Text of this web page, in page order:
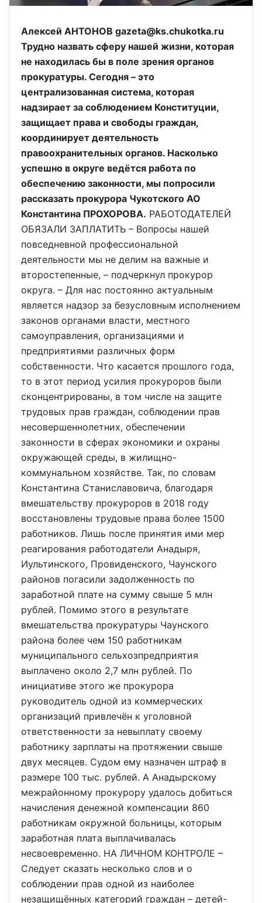
Алексей АНТОНОВ gazeta@ks.chukotka.ru
Трудно назвать сферу нашей жизни, которая
не находилась бы в поле зрения органов
прокуратуры. Сегодня – это
централизованная система, которая
надзирает за соблюдением Конституции,
защищает права и свободы граждан,
координирует деятельность
правоохранительных органов. Насколько
успешно в округе ведётся работа по
обеспечению законности, мы попросили
рассказать прокурора Чукотского АО
Константина ПРОХОРОВА. РАБОТОДАТЕЛЕЙ
ОБЯЗАЛИ ЗАПЛАТИТЬ – Вопросы нашей
повседневной профессиональной
деятельности мы не делим на важные и
второстепенные, – подчеркнул прокурор
округа. – Для нас постоянно актуальным
является надзор за безусловным исполнением
законов органами власти, местного
самоуправления, организациями и
предприятиями различных форм
собственности. Что касается прошлого года,
то в этот период усилия прокуроров были
сконцентрированы, в том числе на защите
трудовых прав граждан, соблюдении прав
несовершеннолетних, обеспечении
законности в сферах экономики и охраны
окружающей среды, в жилищно-
коммунальном хозяйстве. Так, по словам
Константина Станиславовича, благодаря
вмешательству прокуроров в 2018 году
восстановлены трудовые права более 1500
работников. Лишь после принятия ими мер
реагирования работодатели Анадыря,
Иультинского, Провиденского, Чаунского
районов погасили задолженность по
заработной плате на сумму свыше 5 млн
рублей. Помимо этого в результате
вмешательства прокуратуры Чаунского
района более чем 150 работникам
муниципального сельхозпредприятия
выплачено около 2,7 млн рублей. По
инициативе этого же прокурора
руководитель одной из коммерческих
организаций привлечён к уголовной
ответственности за невыплату своему
работнику зарплаты на протяжении свыше
двух месяцев. Судом ему назначен штраф в
размере 100 тыс. рублей. А Анадырскому
межрайонному прокурору удалось добиться
начисления денежной компенсации 860
работникам окружной больницы, которым
заработная плата выплачивалась
несвоевременно. НА ЛИЧНОМ КОНТРОЛЕ –
Следует сказать несколько слов и о
соблюдении прав одной из наиболее
незащищённых категорий граждан – детей-